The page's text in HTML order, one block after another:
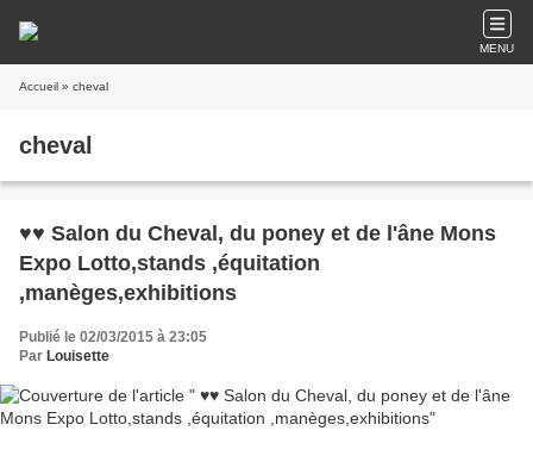
MENU
Accueil » cheval
cheval
♥♥ Salon du Cheval, du poney et de l'âne Mons
Expo Lotto,stands ,équitation
,manèges,exhibitions
Publié le 02/03/2015 à 23:05
Par Louisette